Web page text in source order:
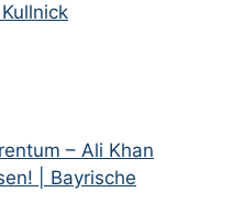
– Ali Khan
| Bayrische